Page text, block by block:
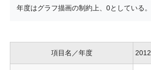
年度はグラフ描画の制約上、0としている。
項目名／年度 2012